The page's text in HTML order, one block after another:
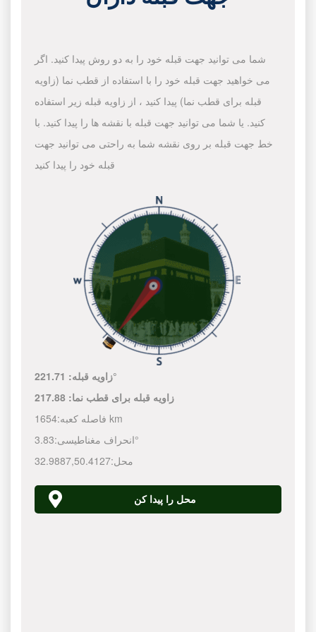
شما می توانید جهت قبله خود را به دو روش پیدا کنید. اگر
می خواهید جهت قبله خود را با استفاده از قطب نما (زاویه
قبله برای قطب نما) پیدا کنید ، از زاویه قبله زیر استفاده
کنید. یا شما می توانید جهت قبله با نقشه ها را پیدا کنید. با
خط جهت قبله بر روی نقشه شما به راحتی می توانید جهت
قبله خود را پیدا کنید
زاویه قبله:221.71°
زاویه قبله برای قطب نما: 217.88
فاصله کعبه: 1654 km
انحراف مغناطیسی:3.83°
محل:
32.9887,50.4127
محل را پیدا کن